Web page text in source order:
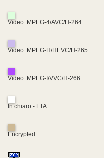
Video: MPEG-4/AVC/H-264
Video: MPEG-H/HEVC/H-265
Video: MPEG-I/VVC/H-266
In chiaro - FTA
Encrypted